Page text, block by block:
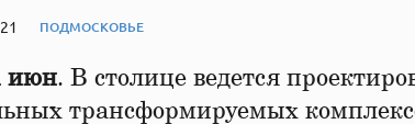
ПОДМОСКОВЬЕ
июн. В столице ведется
трансформируемых